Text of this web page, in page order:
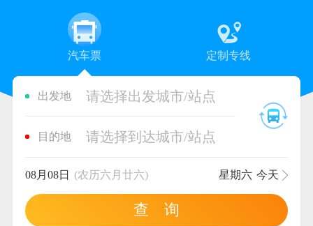
汽车票 定制专线
出发地 请选择出发城市/站点
目的地 请选择到达城市/站点
08月08日 (农历六月廿六) 星期六 今天
查 询